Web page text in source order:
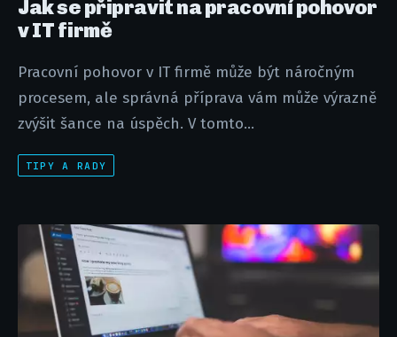
Jak se připravit na pracovní pohovor
v IT firmě
Pracovní pohovor v IT firmě může být náročným
procesem, ale správná příprava vám může výrazně
zvýšit šance na úspěch. V tomto...
TIPY A RADY